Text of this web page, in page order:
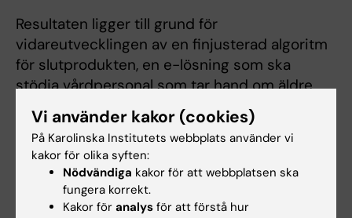
Resultaten ligger till grund för
vidareutvecklingen av en finjusterad algoritm
för slutprodukten, en e-lösning som ska
stödja vårdpersonal som tar hand om äldre
sköra patienter, att fatta bättre balanserade
beslut och få bättre insikter om patienternas
framtida hälsokurvor.
Efter ett lovande första år kommer konsortiets
medlemmar fortsatt försöka involvera
Vi använder kakor (cookies)
På Karolinska Institutets webbplats använder vi
kakor för olika syften:
Nödvändiga kakor för att webbplatsen ska
fungera korrekt.
Kakor för analys för att förstå hur